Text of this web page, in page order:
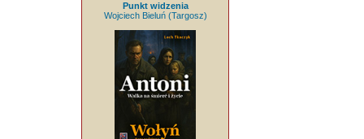
Punkt widzenia
Wojciech Bieluń (Targosz)